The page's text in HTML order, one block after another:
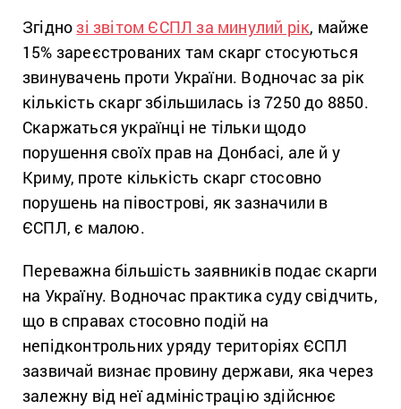
Згіднозі звітом ЄСПЛ за минулий рік, майже
15% зареєстрованих там скарг стосуються
звинувачень проти України. Водночас за рік
кількість скарг збільшилась із 7250 до 8850.
Скаржаться українці не тільки щодо
порушення своїх прав на Донбасі, але й у
Криму, проте кількість скарг стосовно
порушень на півострові, як зазначили в
ЄСПЛ, є малою.
Переважна більшість заявників подає скарги
на Україну. Водночас практика суду свідчить,
що в справах стосовно подій на
непідконтрольних уряду територіях ЄСПЛ
зазвичай визнає провину держави, яка через
залежну від неї адміністрацію здійснює